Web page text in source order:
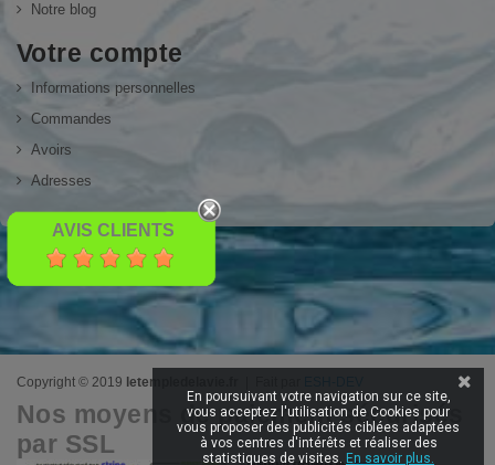
Notre blog
Votre compte
Informations personnelles
Commandes
Avoirs
Adresses
AVIS CLIENTS
Copyright © 2019 letempledelavie.fr
Nos moyens de paiement sécurisés
par SSL
En poursuivant votre navigation sur ce site,
vous acceptez l'utilisation de Cookies pour
vous proposer des publicités ciblées adaptées
à vos centres d'intérêts et réaliser des
statistiques de visites. En savoir plus.